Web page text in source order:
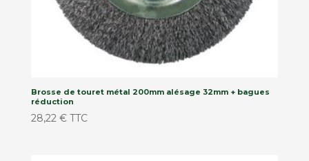
Brosse de touret métal 200mm alésage 32mm + bagues
réduction
28,22 € TTC